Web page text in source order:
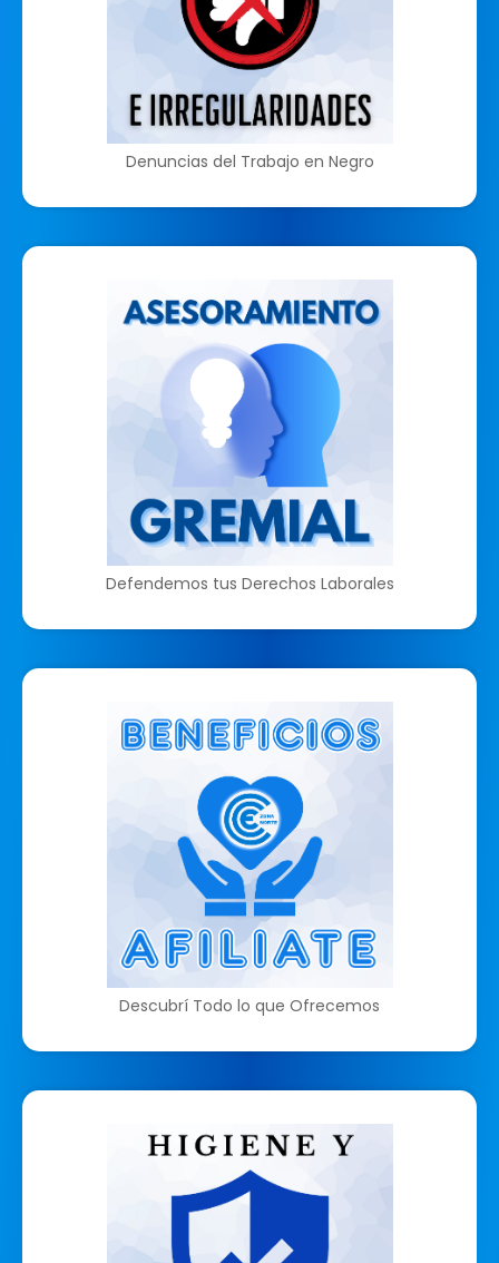
Denuncias del Trabajo en Negro
Defendemos tus Derechos Laborales
Descubrí Todo lo que Ofrecemos